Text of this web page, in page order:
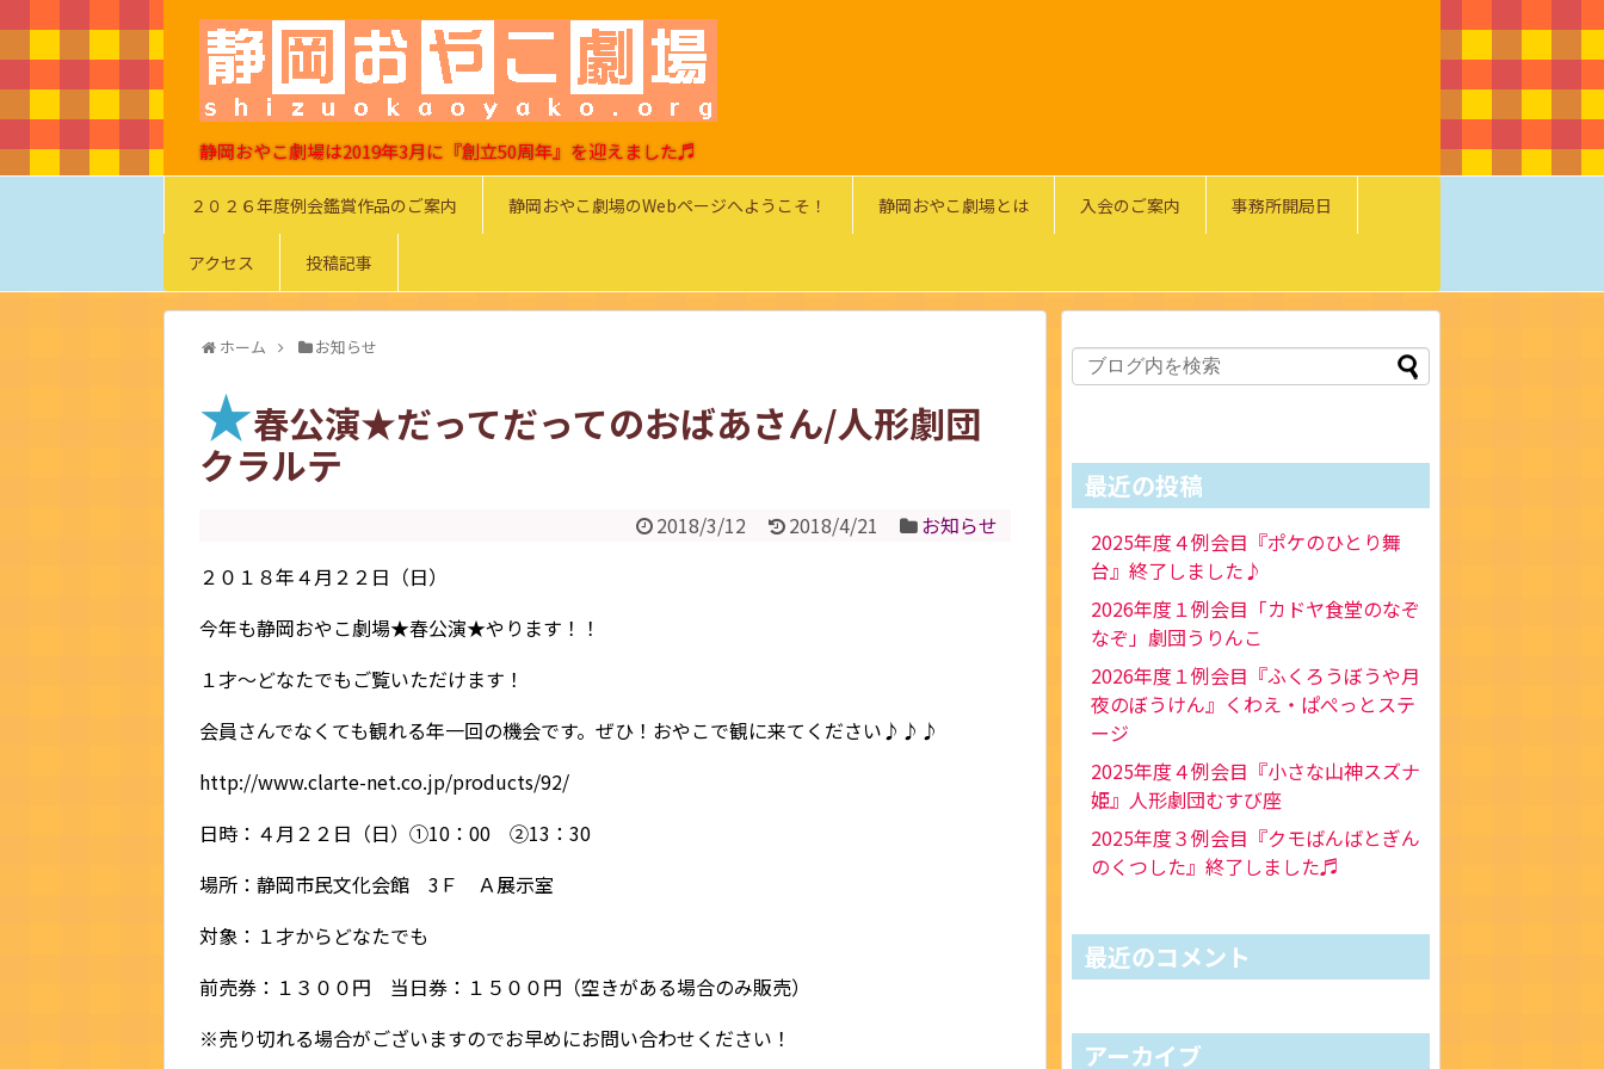
静岡おやこ劇場は2019年3月に『創立50周年』を迎えました♬
２０２６年度例会鑑賞作品のご案内 静岡おやこ劇場のWebページへようこそ！ 静岡おやこ劇場とは 入会のご案内 事務所開局日
アクセス 投稿記事
ホーム お知らせ
★春公演★だってだってのおばあさん/人形劇団
クラルテ
2018/3/12 2018/4/21
お知らせ
２０１８年４月２２日（日）
今年も静岡おやこ劇場★春公演★やります！！
１才～どなたでもご覧いただけます！
会員さんでなくても観れる年一回の機会です。ぜひ！おやこで観に来てください♪♪♪
http://www.clarte-net.co.jp/products/92/
日時：４月２２日（日）①10：00 ②13：30
場所：静岡市民文化会館 3Ｆ Ａ展示室
対象：１才からどなたでも
前売券：１３００円 当日券：１５００円（空きがある場合のみ販売）
※売り切れる場合がございますのでお早めにお問い合わせください！
最近の投稿
2025年度４例会目『ポケのひとり舞
台』終了しました♪
2026年度１例会目「カドヤ食堂のなぞ
なぞ」劇団うりんこ
2026年度１例会目『ふくろうぼうや月
夜のぼうけん』くわえ・ぱぺっとステ
ージ
2025年度４例会目『小さな山神スズナ
姫』人形劇団むすび座
2025年度３例会目『クモばんばとぎん
のくつした』終了しました♬
最近のコメント
アーカイブ